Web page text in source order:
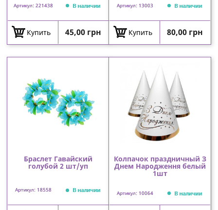
Артикул: 221438 В наличии
Купить Цена
45,00 грн
Артикул: 13003 В наличии
Купить Цена
80,00 грн
Браслет Гавайский
голубой 2 шт/уп
Артикул: 18558 В наличии
Колпачок праздничный З
Днем Народження белый
1шт
Артикул: 10064 В наличии